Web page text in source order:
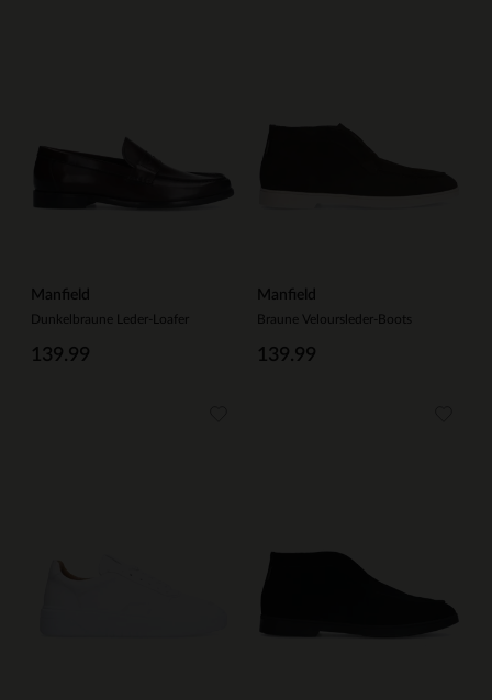
Manfield
Dunkelbraune Leder-Loafer
139.99
Manfield
Braune Veloursleder-Boots
139.99